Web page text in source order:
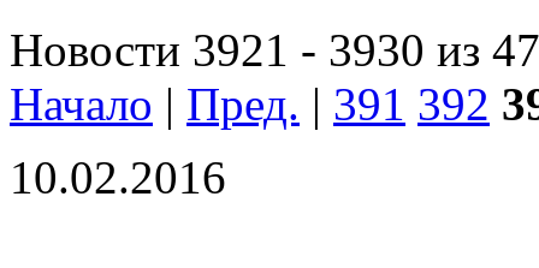
Новости 3921 - 3930 из
Начало | Пред. | 391 392
10.02.2016